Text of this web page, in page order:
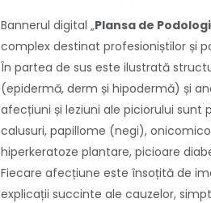
Bannerul digital „Plansa de
complex destinat profesioniștilor și
În partea de sus este ilustrată
(epidermă, derm și hipodermă) și
afecțiuni și leziuni ale piciorului
calusuri, papillome (negi),
hiperkeratoze plantare, picioare
Fiecare afecțiune este însoțită de
explicații succinte ale cauzelor,